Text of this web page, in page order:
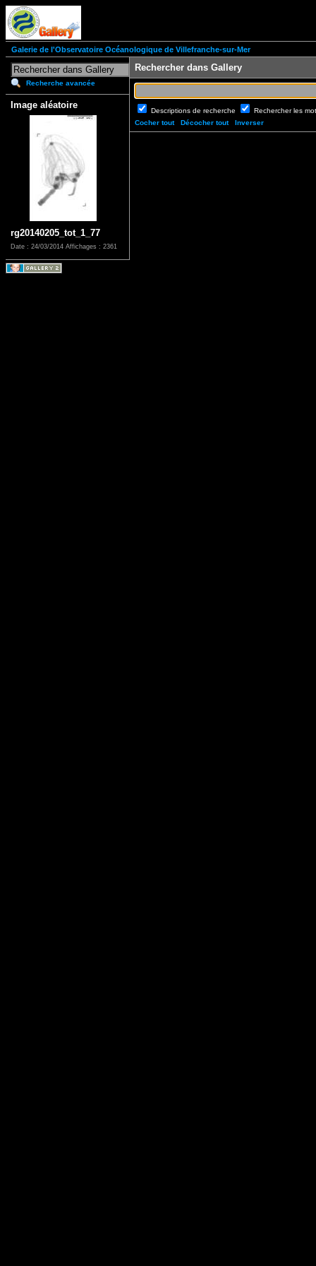
Galerie de l'Observatoire Océanologique de Villefranche-sur-Mer
Recherche avancée
Image aléatoire
rg20140205_tot_1_77
Date : 24/03/2014 Affichages : 2361
Rechercher dans Gallery
Descriptions de recherche
Rechercher les
Cocher tout
Décocher tout Inverser